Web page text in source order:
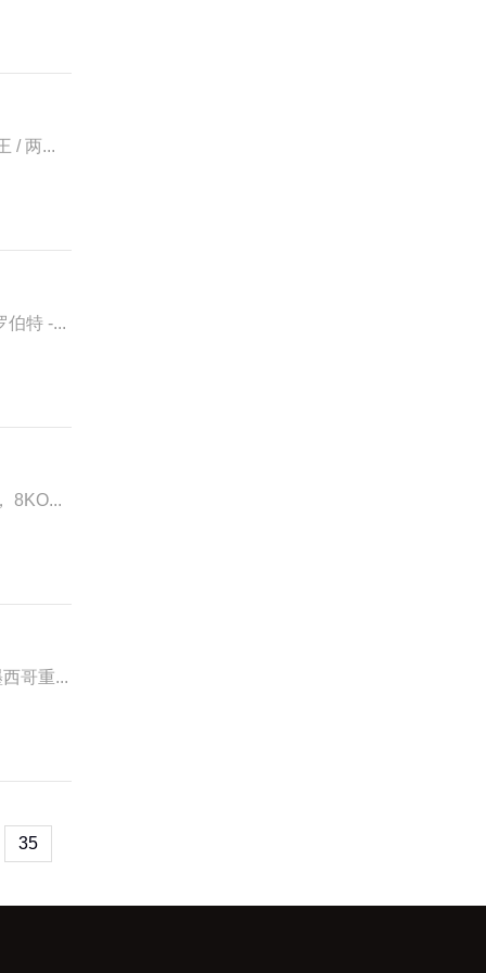
/ 两...
伯特 -...
8KO...
哥重...
35